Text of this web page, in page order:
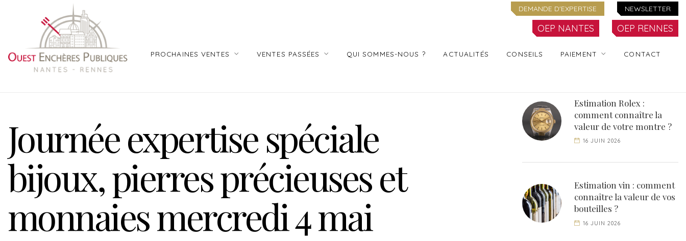
DEMANDE D'EXPERTISE NEWSLETTER
OEP NANTES OEP RENNES
PROCHAINES VENTES VENTES PASSÉES QUI SOMMES-NOUS ? ACTUALITÉS CONSEILS PAIEMENT CONTACT
Journée expertise spéciale
bijoux, pierres précieuses et
monnaies mercredi 4 mai
Estimation Rolex :
comment connaître la
valeur de votre montre ?
16 JUIN 2026
Estimation vin : comment
connaître la valeur de vos
bouteilles ?
16 JUIN 2026